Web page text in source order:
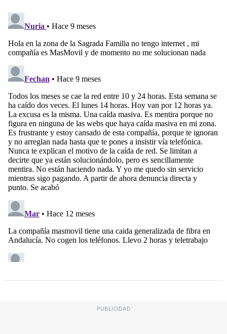
PUBLICIDAD